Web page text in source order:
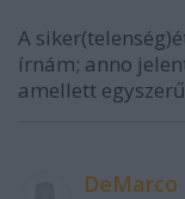
A
írnám; anno
amellett
DeMarco